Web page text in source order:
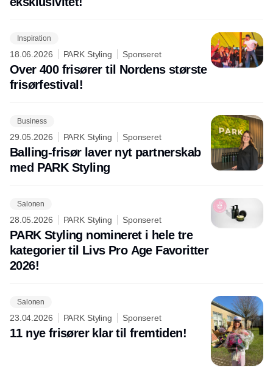
Inspiration
18.06.2026 PARK Styling Sponseret
Over 400 frisører til Nordens største
frisørfestival!
Business
29.05.2026 PARK Styling Sponseret
Balling-frisør laver nyt partnerskab
med PARK Styling
Salonen
28.05.2026 PARK Styling Sponseret
PARK Styling nomineret i hele tre
kategorier til Livs Pro Age Favoritter
2026!
Salonen
23.04.2026 PARK Styling Sponseret
11 nye frisører klar til fremtiden!